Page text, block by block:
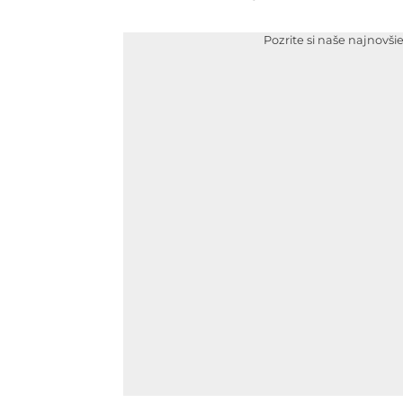
Pozrite si naše